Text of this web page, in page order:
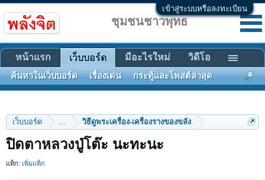
เข้าสู่ระบบหรือลงทะเบียน
เว็บบอร์ด ... วิธีดูพระเครื่อง-เครื่องรางของขลัง
ปิดตาหลวงปู่โต๊ะ นะทะนะ
แท็ก: เพิ่มแท็ก
ชุมชนชาวพุทธ
หน้าแรก เว็บบอร์ด
ค้นหาในเว็บบอร์ด เรื่องเด่น กระทู้และโพสต์ล่าสุด
มีอะไรใหม่ วิดีโอ